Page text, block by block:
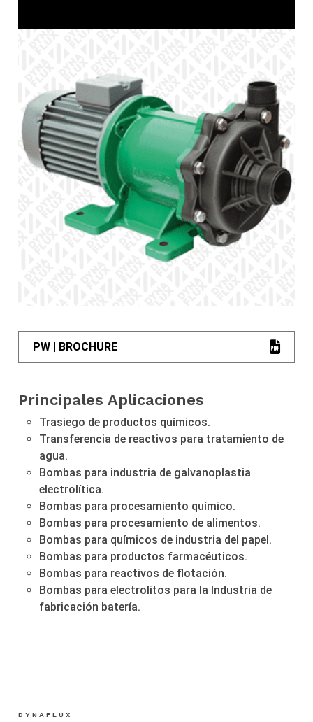
PW | BROCHURE
Principales Aplicaciones
Trasiego de productos químicos.
Transferencia de reactivos para tratamiento de
agua.
Bombas para industria de galvanoplastia
electrolítica.
Bombas para procesamiento químico.
Bombas para procesamiento de alimentos.
Bombas para químicos de industria del papel.
Bombas para productos farmacéuticos.
Bombas para reactivos de flotación.
Bombas para electrolitos para la Industria de
fabricación batería.
DYNAFLUX